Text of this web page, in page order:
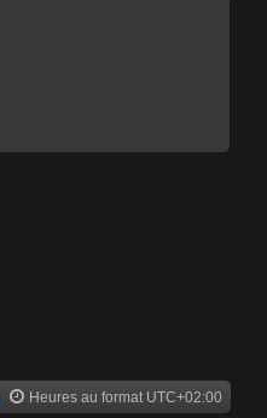
Heures au format UTC+02:00